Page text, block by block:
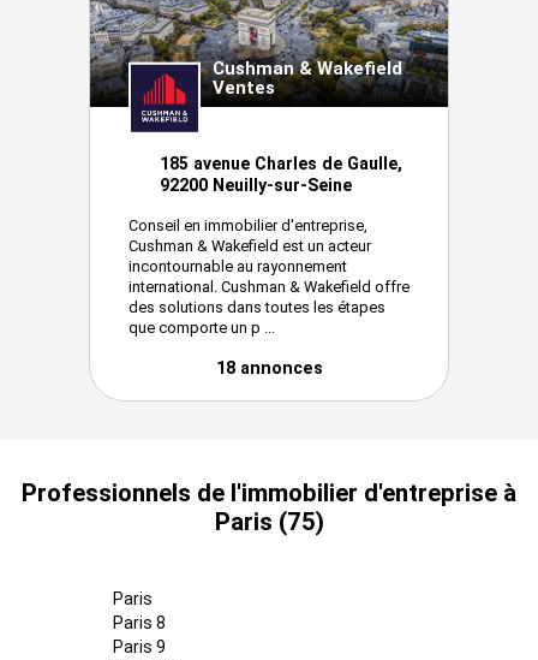
Cushman & Wakefield
Ventes
185 avenue Charles de Gaulle,
92200 Neuilly-sur-Seine
Conseil en immobilier d'entreprise,
Cushman & Wakefield est un acteur
incontournable au rayonnement
international. Cushman & Wakefield offre
des solutions dans toutes les étapes
que comporte un p ...
18 annonces
Professionnels de l'immobilier d'entreprise à
Paris (75)
Paris
Paris 8
Paris 9